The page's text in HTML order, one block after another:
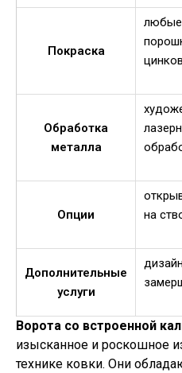
Покраска
любые
Обработка
металла
Опции
на
Дополнительные
услуги
Ворота со встроенной
изысканное и роскошное
технике ковки. Они